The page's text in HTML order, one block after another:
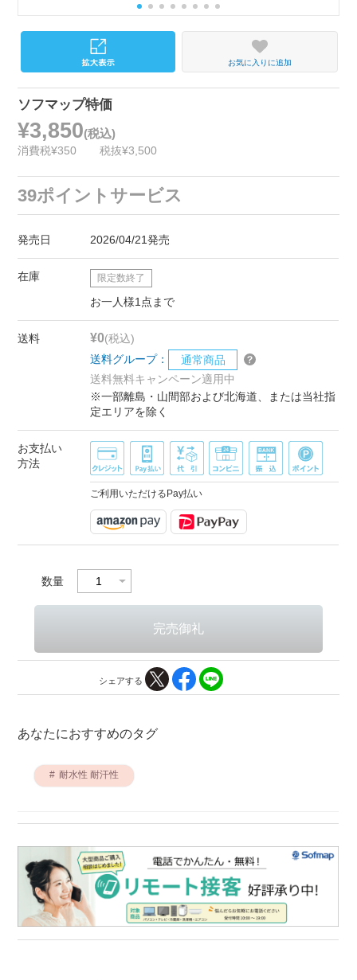
お気に入りに追加
ソフマップ特価
¥3,850(税込)
消費税¥350 税抜¥3,500
39ポイントサービス
発売日 2026/04/21発売
在庫 限定数終了
お一人様1点まで
送料 ¥0(税込)
送料グループ：
通常商品
送料無料キャンペーン適用中
※一部離島・山間部および北海道、または当社指
定エリアを除く
お支払い
方法
ご利用いただけるPay払い
数量
シェアする
あなたにおすすめのタグ
耐水性 耐汗性